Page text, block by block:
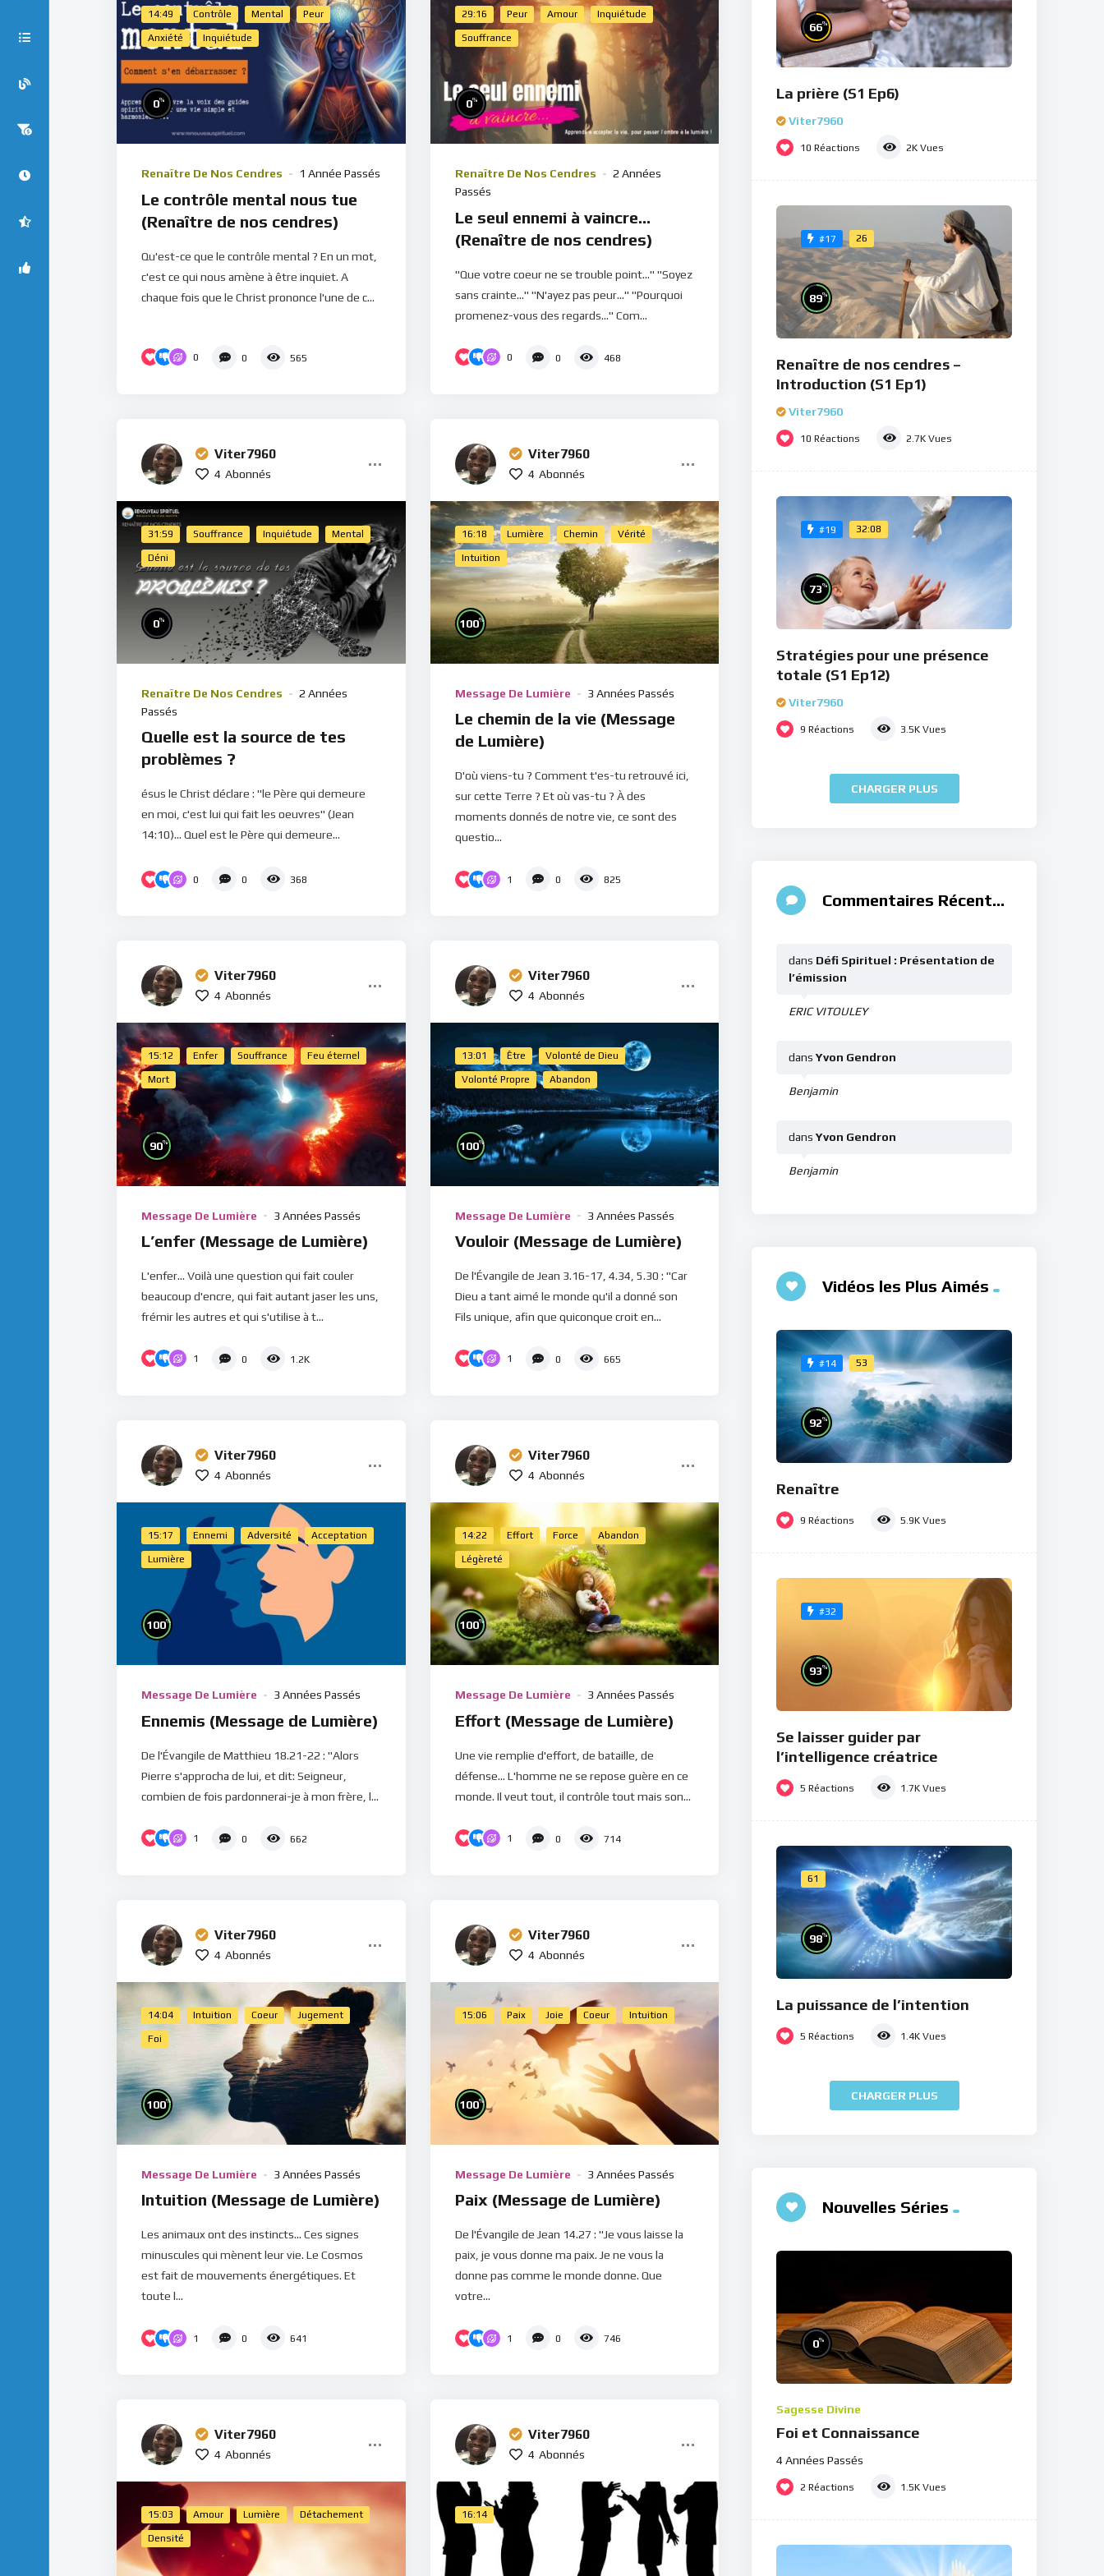
14:49 Contrôle Mental Peur
Anxiété Inquiétude
0%
Renaître De Nos Cendres 1 Année Passés
Le contrôle mental nous tue
(Renaître de nos cendres)
Qu'est-ce que le contrôle mental ? En un mot,
c'est ce qui nous amène à être inquiet. A
chaque fois que le Christ prononce l'une de c...
0 0 565
29:16 Peur Amour Inquiétude
Souffrance
0%
Renaître De Nos Cendres
2 Années
Passés
Le seul ennemi à vaincre…
(Renaître de nos cendres)
"Que votre coeur ne se trouble point..." "Soyez
sans crainte..." "N'ayez pas peur..." "Pourquoi
promenez-vous des regards..." Com...
0 0 468
Viter7960
4 Abonnés
31:59 Souffrance Inquiétude Mental
Déni
0%
Renaître De Nos Cendres
2 Années
Passés
Quelle est la source de tes
problèmes ?
ésus le Christ déclare : "le Père qui demeure
en moi, c'est lui qui fait les oeuvres" (Jean
14:10)... Quel est le Père qui demeure...
0 0 368
Viter7960
4 Abonnés
16:18 Lumière Chemin Vérité
Intuition
100%
Message De Lumière 3 Années Passés
Le chemin de la vie (Message
de Lumière)
D'où viens-tu ? Comment t'es-tu retrouvé ici,
sur cette Terre ? Et où vas-tu ? À des
moments donnés de notre vie, ce sont des
questio...
1 0 825
Viter7960
4 Abonnés
15:12 Enfer Souffrance Feu éternel
Mort
90%
Message De Lumière 3 Années Passés
L’enfer (Message de Lumière)
L'enfer... Voilà une question qui fait couler
beaucoup d'encre, qui fait autant jaser les uns,
frémir les autres et qui s'utilise à t...
1 0 1.2K
Viter7960
4 Abonnés
13:01 Être Volonté de Dieu
Volonté Propre Abandon
100%
Message De Lumière 3 Années Passés
Vouloir (Message de Lumière)
De l'Évangile de Jean 3.16-17, 4.34, 5.30 : "Car
Dieu a tant aimé le monde qu'il a donné son
Fils unique, afin que quiconque croit en...
1 0 665
Viter7960
4 Abonnés
15:17 Ennemi Adversité Acceptation
Lumière
100%
Message De Lumière 3 Années Passés
Ennemis (Message de Lumière)
De l'Évangile de Matthieu 18.21-22 : "Alors
Pierre s'approcha de lui, et dit: Seigneur,
combien de fois pardonnerai-je à mon frère, l...
1 0 662
Viter7960
4 Abonnés
14:22 Effort Force Abandon
Légèreté
100%
Message De Lumière 3 Années Passés
Effort (Message de Lumière)
Une vie remplie d'effort, de bataille, de
défense... L'homme ne se repose guère en ce
monde. Il veut tout, il contrôle tout mais son...
1 0 714
Viter7960
4 Abonnés
14:04 Intuition Coeur Jugement
Foi
100%
Message De Lumière 3 Années Passés
Intuition (Message de Lumière)
Les animaux ont des instincts... Ces signes
minuscules qui mènent leur vie. Le Cosmos
est fait de mouvements énergétiques. Et
toute l...
1 0 641
Viter7960
4 Abonnés
15:06 Paix Joie Coeur Intuition
100%
Message De Lumière 3 Années Passés
Paix (Message de Lumière)
De l'Évangile de Jean 14.27 : "Je vous laisse la
paix, je vous donne ma paix. Je ne vous la
donne pas comme le monde donne. Que
votre...
1 0 746
Viter7960
4 Abonnés
15:03 Amour Lumière Détachement
Densité
Viter7960
4 Abonnés
16:14
66%
La prière (S1 Ep6)
Viter7960
10 Réactions 2K Vues
#17 26
89%
Renaître de nos cendres –
Introduction (S1 Ep1)
Viter7960
10 Réactions 2.7K Vues
#19 32:08
73%
Stratégies pour une présence
totale (S1 Ep12)
Viter7960
9 Réactions 3.5K Vues
CHARGER PLUS
Commentaires Récents
ERIC VITOULEY
dans Défi Spirituel : Présentation de
l’émission
Benjamin
dansYvon Gendron
Benjamin
dansYvon Gendron
Vidéos les Plus Aimés
#14 53
92%
Renaître
9 Réactions 5.9K Vues
#32
93%
Se laisser guider par
l’intelligence créatrice
5 Réactions 1.7K Vues
61
98%
La puissance de l’intention
5 Réactions 1.4K Vues
CHARGER PLUS
Nouvelles Séries
0%
Sagesse Divine
Foi et Connaissance
4 Années Passés
2 Réactions 1.5K Vues